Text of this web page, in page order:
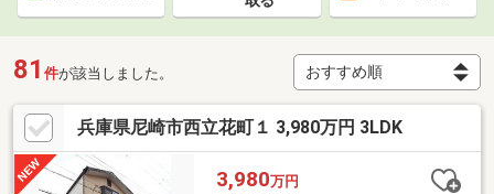
81 件が該当しました。
兵庫県尼崎市西立花町１ 3,980万円 3LDK
3,980万円